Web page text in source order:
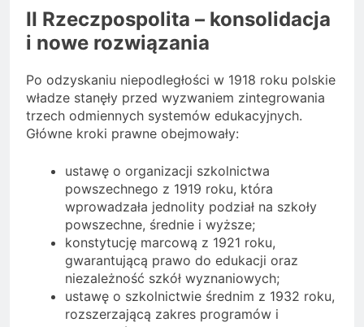
II Rzeczpospolita – konsolidacja
i nowe rozwiązania
Po odzyskaniu niepodległości w 1918 roku polskie
władze stanęły przed wyzwaniem zintegrowania
trzech odmiennych systemów edukacyjnych.
Główne kroki prawne obejmowały:
ustawę o organizacji szkolnictwa
powszechnego z 1919 roku, która
wprowadzała jednolity podział na szkoły
powszechne, średnie i wyższe;
konstytucję marcową z 1921 roku,
gwarantującą prawo do edukacji oraz
niezależność szkół wyznaniowych;
ustawę o szkolnictwie średnim z 1932 roku,
rozszerzającą zakres programów i